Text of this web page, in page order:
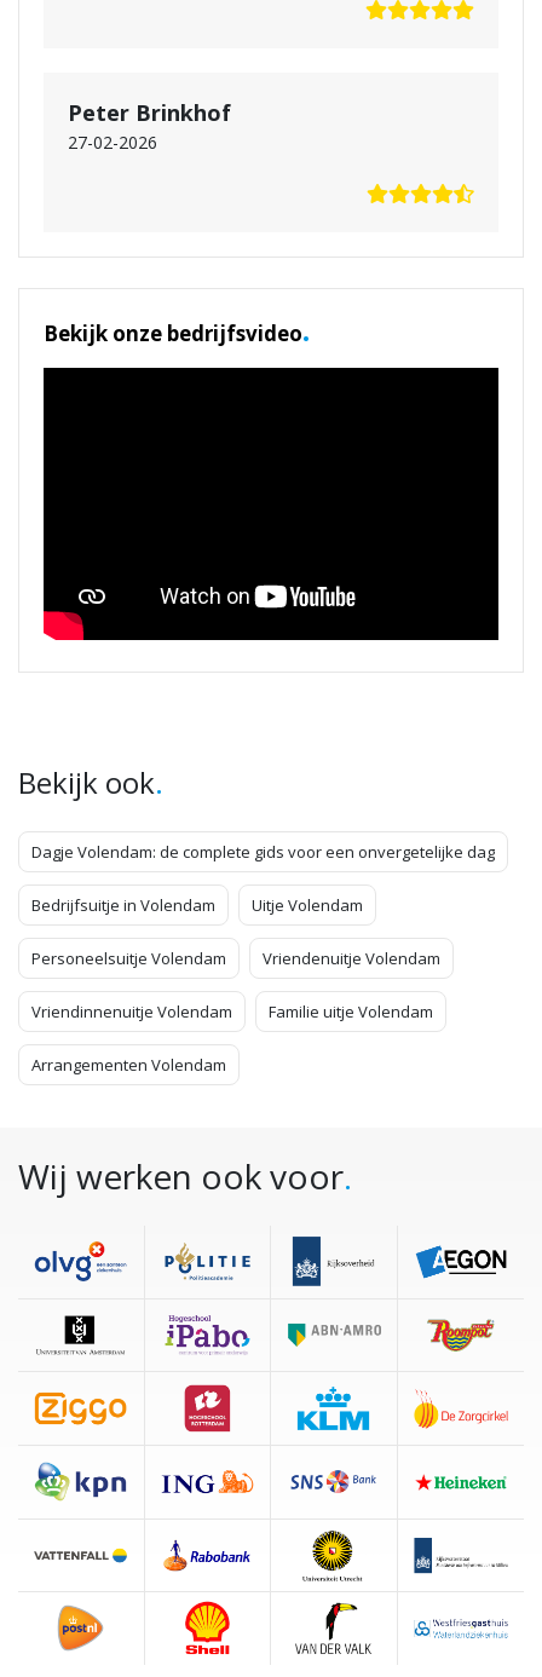
Peter Brinkhof
27-02-2026
Bekijk onze bedrijfsvideo.
Bekijk ook.
Dagje Volendam: de complete gids voor een onvergetelijke dag
Bedrijfsuitje in Volendam Uitje Volendam
Personeelsuitje Volendam Vriendenuitje Volendam
Vriendinnenuitje Volendam Familie uitje Volendam
Arrangementen Volendam
Wij werken ook voor.